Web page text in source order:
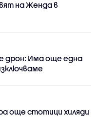
на Женда в
дрон: Има още една
още стотици хиляди